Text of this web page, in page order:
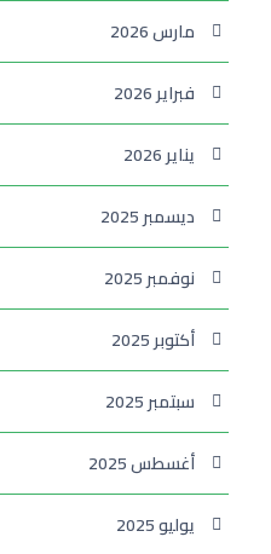
مارس 2026
فبراير 2026
يناير 2026
ديسمبر 2025
نوفمبر 2025
أكتوبر 2025
سبتمبر 2025
أغسطس 2025
يوليو 2025